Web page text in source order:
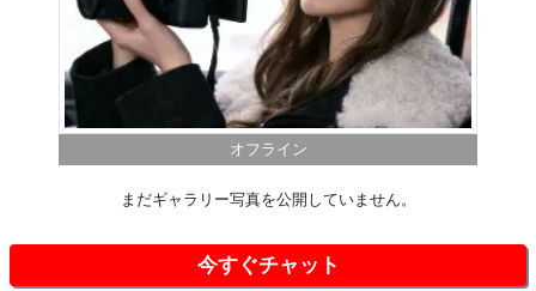
オフライン
まだギャラリー写真を公開していません。
今すぐチャット